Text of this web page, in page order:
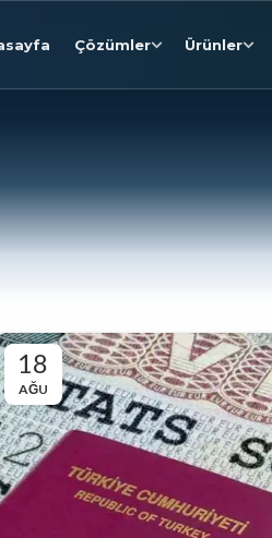
Çözümler Ürünler
18
AĞU